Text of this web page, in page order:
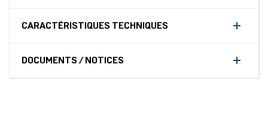
CARACTÉRISTIQUES TECHNIQUES
DOCUMENTS / NOTICES